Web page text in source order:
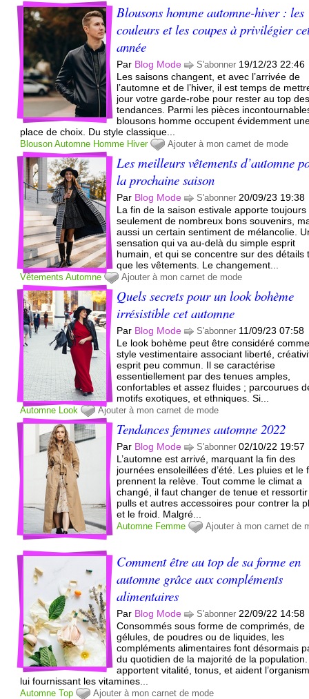
Blousons homme automne-hiver : les
couleurs et les coupes à privilégier
année
Par Blog Mode S'abonner 19/12/23 22:46
Les saisons changent, et avec l’arrivée de
l’automne et de l’hiver, il est temps de
jour votre garde-robe pour rester au top
tendances. Parmi les pièces
blousons homme occupent évidemment
place de choix. Du style classique...
Blouson Automne Homme Hiver Ajouter à mon carnet de mode
Les meilleurs vêtements d’automne
la prochaine saison
Par Blog Mode S'abonner 20/09/23 19:38
La fin de la saison estivale apporte toujours
seulement de nombreux bons souvenirs,
aussi un certain sentiment de mélancolie.
sensation qui va au-delà du simple esprit
humain, et qui se concentre sur des détails
que les vêtements. Le changement...
Vêtements Automne Ajouter à mon carnet de mode
Quels secrets pour un look bohème
irrésistible cet automne
Par Blog Mode S'abonner 11/09/23 07:58
Le look bohème peut être considéré
style vestimentaire associant liberté,
esprit peu commun. Il se caractérise
essentiellement par des tenues amples,
confortables et assez fluides ; parcourues
motifs exotiques, et ethniques. Si...
Automne Look Ajouter à mon carnet de mode
Tendances femmes automne 2022
Par Blog Mode S'abonner 02/10/22 19:57
L’automne est arrivé, marquant la fin des
journées ensoleillées d’été. Les pluies et le
prennent la relève. Tout comme le climat a
changé, il faut changer de tenue et
pulls et autres accessoires pour contrer la
et le froid. Malgré...
Automne Femme Ajouter à mon carnet de
Comment être au top de sa forme en
automne grâce aux compléments
alimentaires
Par Blog Mode S'abonner 22/09/22 14:58
Consommés sous forme de comprimés, de
gélules, de poudres ou de liquides, les
compléments alimentaires font désormais
du quotidien de la majorité de la
apportent vitalité, tonus, et aident
lui fournissant les vitamines...
Automne Top Ajouter à mon carnet de mode